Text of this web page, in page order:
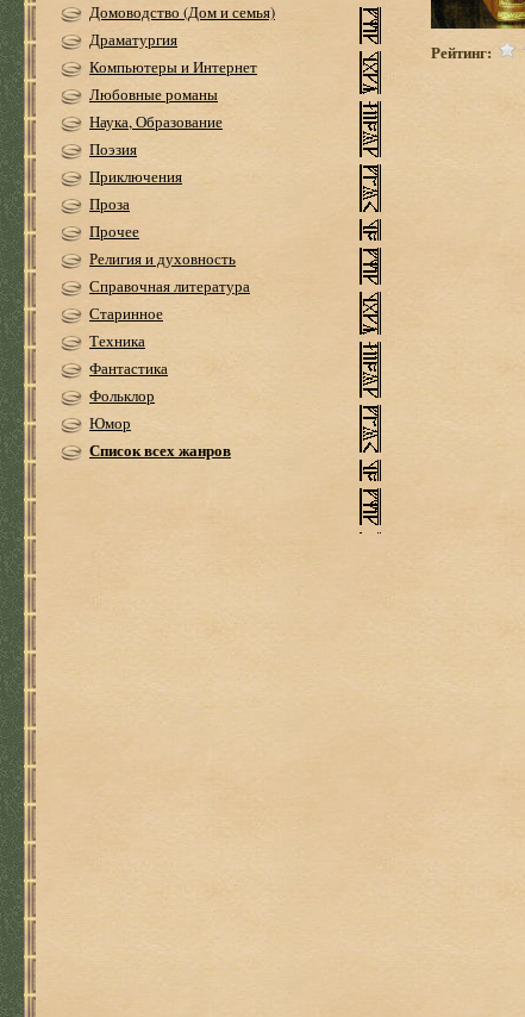
Домоводство (Дом и семья)
Драматургия
Компьютеры и Интернет
Любовные романы
Наука, Образование
Поэзия
Приключения
Проза
Прочее
Религия и духовность
Справочная литература
Старинное
Техника
Фантастика
Фольклор
Юмор
Список всех жанров
Рейтинг: